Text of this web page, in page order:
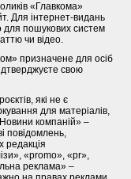
«Главкома»
Для інтернет-видань
для пошукових систем
чи відео.
призначене для осіб
свою
які не є
для матеріалів,
компаній» –
повідомлень,
редакція
«promo», «pr»,
реклама» –